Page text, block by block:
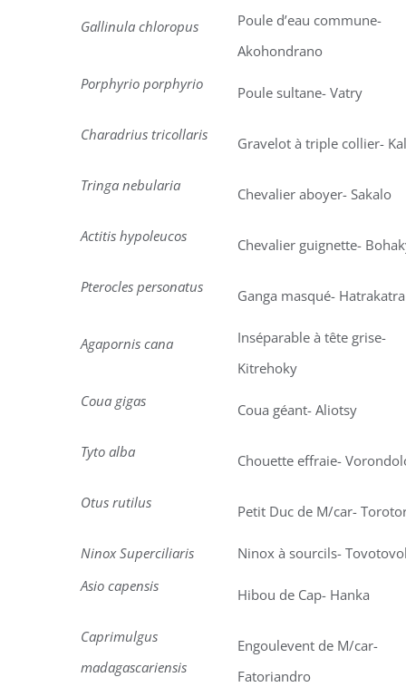
Gallinula chloropus
Poule d’eau commune-
Akohondrano
Porphyrio porphyrio
Poule sultane- Vatry
Charadrius tricollaris Gravelot à triple collier-
Tringa nebularia Chevalier aboyer- Sakalo
Actitis hypoleucos Chevalier guignette-
Pterocles personatus Ganga masqué-
Agapornis cana
Inséparable à tête grise-
Kitrehoky
Coua gigas
Coua géant- Aliotsy
Tyto alba Chouette effraie-
Otus rutilus Petit Duc de M/car-
Ninox Superciliaris
Ninox à sourcils-
Asio capensis
Hibou de Cap- Hanka
Caprimulgus
madagascariensis
Engoulevent de M/car-
Fatoriandro